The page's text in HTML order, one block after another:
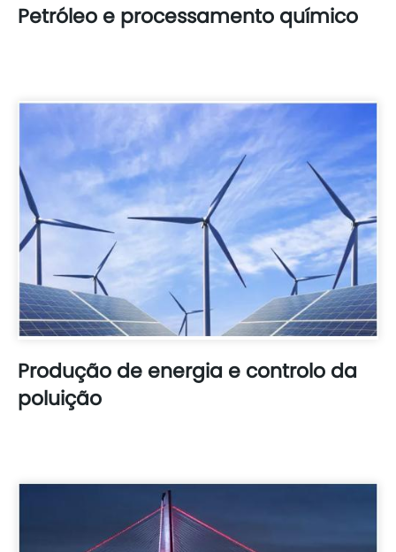
Petróleo e processamento químico
Produção de energia e controlo da
poluição